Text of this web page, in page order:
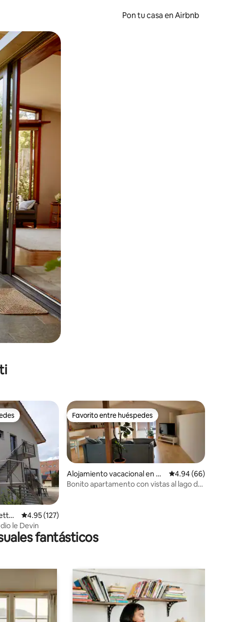
Pon tu casa en Airbnb
el tacto o desliza el dedo.
preferido
Calificación promedio: 4.95 de 5, 127 reseñas
4.95 (127)
le Devin
Favorito entre huéspedes
Favorito entre huéspedes
Alojamiento vacacional en Be
llerive
Calificación
4.94 (66)
Bonito apartamento con vistas al lago de
fantásticos